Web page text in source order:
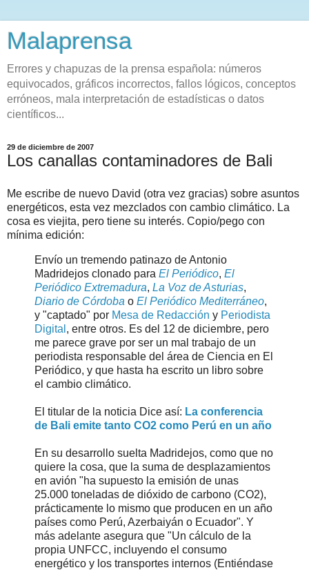
Malaprensa
Errores y chapuzas de la prensa española: números
equivocados, gráficos incorrectos, fallos lógicos, conceptos
erróneos, mala interpretación de estadísticas o datos
científicos...
29 de diciembre de 2007
Los canallas contaminadores de Bali
Me escribe de nuevo David (otra vez gracias) sobre asuntos
energéticos, esta vez mezclados con cambio climático. La
cosa es viejita, pero tiene su interés. Copio/pego con
mínima edición:
Envío un tremendo patinazo de Antonio
Madridejos clonado para El Periódico, El
Periódico Extremadura, La Voz de Asturias,
Diario de Córdoba o El Periódico Mediterráneo,
y "captado" por Mesa de Redacción y Periodista
Digital , entre otros. Es del 12 de diciembre, pero
me parece grave por ser un mal trabajo de un
periodista responsable del área de Ciencia en El
Periódico, y que hasta ha escrito un libro sobre
el cambio climático.
El titular de la noticia Dice así: La conferencia
de Bali emite tanto CO2 como Perú en un año
En su desarrollo suelta Madridejos, como que no
quiere la cosa, que la suma de desplazamientos
en avión "ha supuesto la emisión de unas
25.000 toneladas de dióxido de carbono (CO2),
prácticamente lo mismo que producen en un año
países como Perú, Azerbaiyán o Ecuador". Y
más adelante asegura que "Un cálculo de la
propia UNFCC, incluyendo el consumo
energético y los transportes internos (Entiéndase